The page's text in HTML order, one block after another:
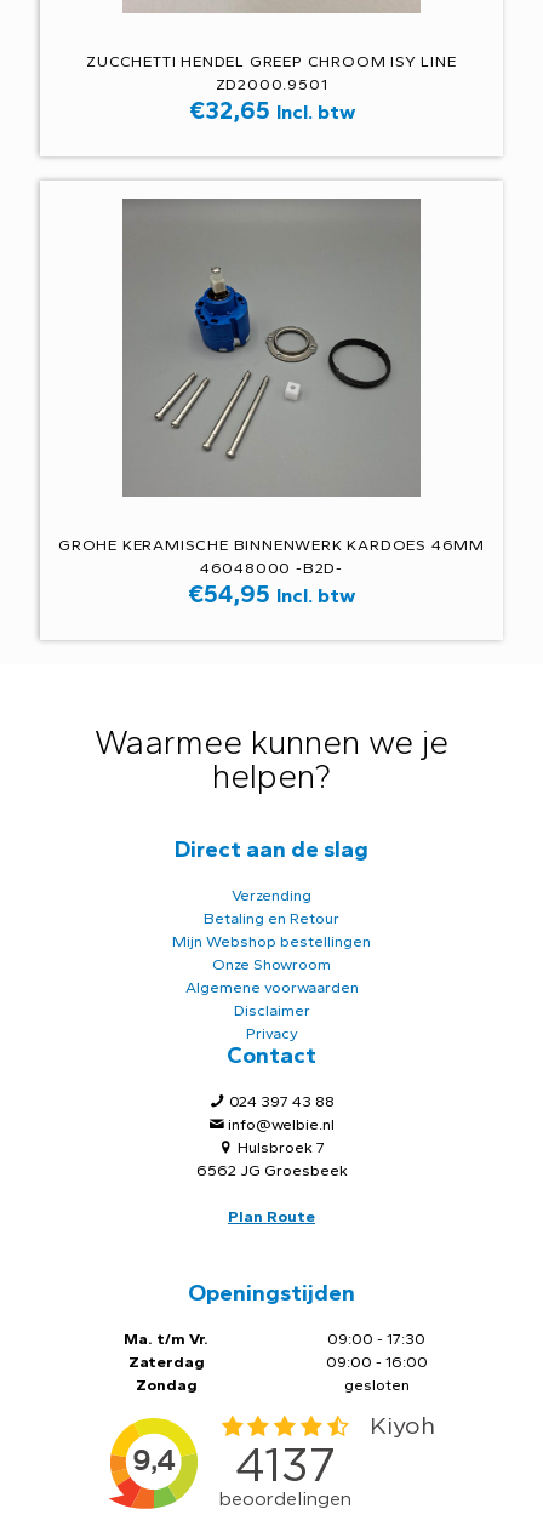
ZUCCHETTI HENDEL GREEP CHROOM ISY LINE
ZD2000.9501
€32,65 Incl. btw
GROHE KERAMISCHE BINNENWERK KARDOES 46MM
46048000 -B2D-
€54,95 Incl. btw
Waarmee kunnen we je
helpen?
Direct aan de slag
Verzending
Betaling en Retour
Mijn Webshop bestellingen
Onze Showroom
Algemene voorwaarden
Disclaimer
Privacy
Contact
024 397 43 88
info@welbie.nl
Hulsbroek 7
6562 JG Groesbeek
Plan Route
Openingstijden
Ma. t/m Vr.
Zaterdag
Zondag
09:00 - 17:30
09:00 - 16:00
gesloten